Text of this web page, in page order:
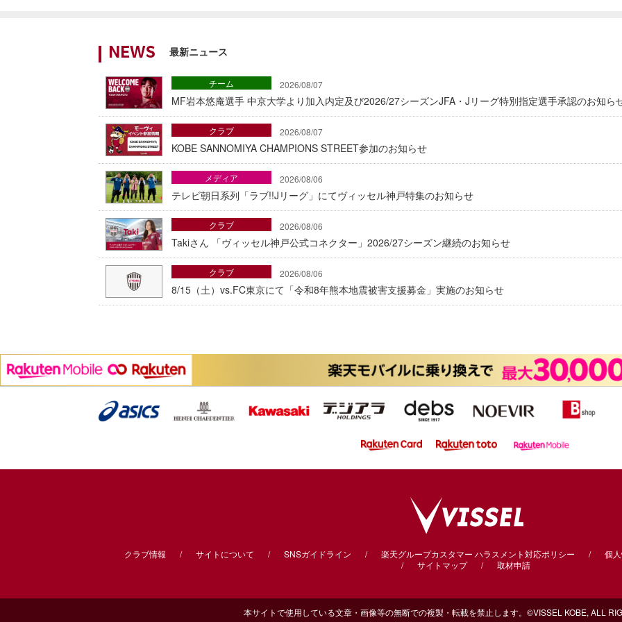
NEWS 最新ニュース
2026/08/07
MF岩本悠庵選手 中京大学より加入内定及び2026/27シーズンJFA・Jリーグ特別指定選手承認のお知ら
チーム
2026/08/07
KOBE SANNOMIYA CHAMPIONS STREET参加のお知らせ
クラブ
2026/08/06
テレビ朝日系列「ラブ!!Jリーグ」にてヴィッセル神戸特集のお知らせ
メディア
2026/08/06
Takiさん 「ヴィッセル神戸公式コネクター」2026/27シーズン継続のお知らせ
クラブ
2026/08/06
8/15（土）vs.FC東京にて「令和8年熊本地震被害支援募金」実施のお知らせ
クラブ
クラブ情報 サイトについて SNSガイドライン 楽天グループカスタマー ハラスメント対応ポリシー
個
サイトマップ
取材申請
本サイトで使用している文章・画像等の無断での複製・転載を禁止します。©VISSEL KOBE, ALL